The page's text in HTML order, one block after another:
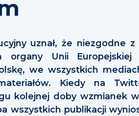
uznał, że niezgodne
Unii Europejskiej
we wszystkich
Kiedy na
kolejnej doby wzmianek
wszystkich publikacji